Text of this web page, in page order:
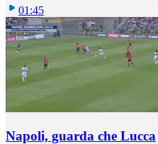
01:45
Napoli, guarda che Lucca